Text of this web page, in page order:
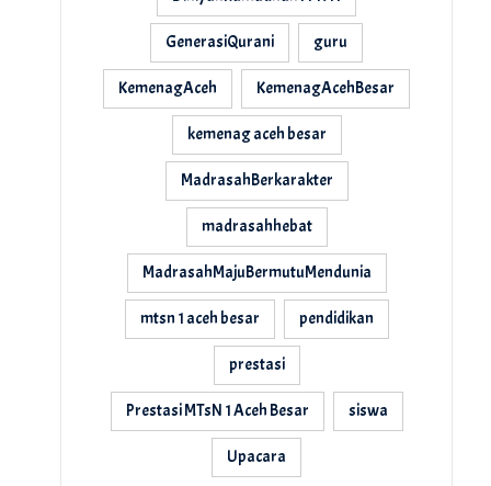
GenerasiQurani guru
KemenagAceh KemenagAcehBesar
kemenag aceh besar
MadrasahBerkarakter
madrasahhebat
MadrasahMajuBermutuMendunia
mtsn 1 aceh besar pendidikan
prestasi
Prestasi MTsN 1 Aceh Besar siswa
Upacara